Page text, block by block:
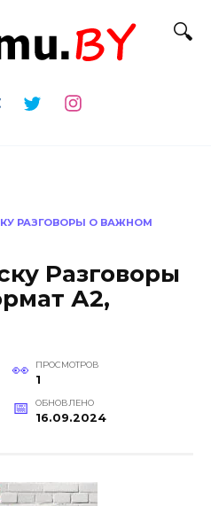
РАЗГОВОРЫ О ВАЖНОМ
Разговоры
А2,
ПРОСМОТРОВ
1
ОБНОВЛЕНО
16.09.2024